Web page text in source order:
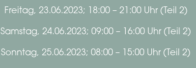
Freitag, 23.06.2023; 18:00 – 21:00 Uhr (Teil 2)
Samstag, 24.06.2023; 09:00 – 16:00 Uhr (Teil 2)
Sonntag, 25.06.2023; 08:00 – 15:00 Uhr (Teil 2)